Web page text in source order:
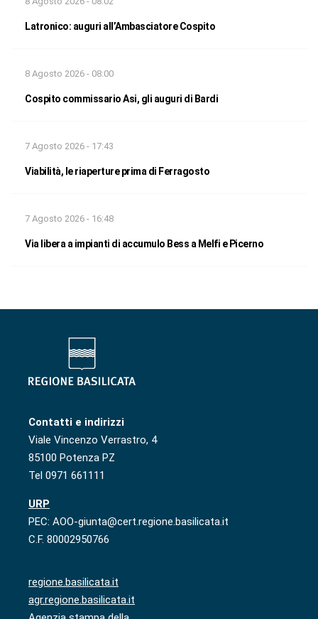
Latronico: auguri all’Ambasciatore Cospito
8 Agosto 2026 - 08:00
Cospito commissario Asi, gli auguri di Bardi
7 Agosto 2026 - 17:43
Viabilità, le riaperture prima di Ferragosto
7 Agosto 2026 - 16:48
Via libera a impianti di accumulo Bess a Melfi e Picerno
Contatti e indirizzi
Viale Vincenzo Verrastro, 4
85100 Potenza PZ
Tel 0971 661111
URP
PEC: AOO-giunta@cert.regione.basilicata.it
C.F. 80002950766
regione.basilicata.it
agr.regione.basilicata.it